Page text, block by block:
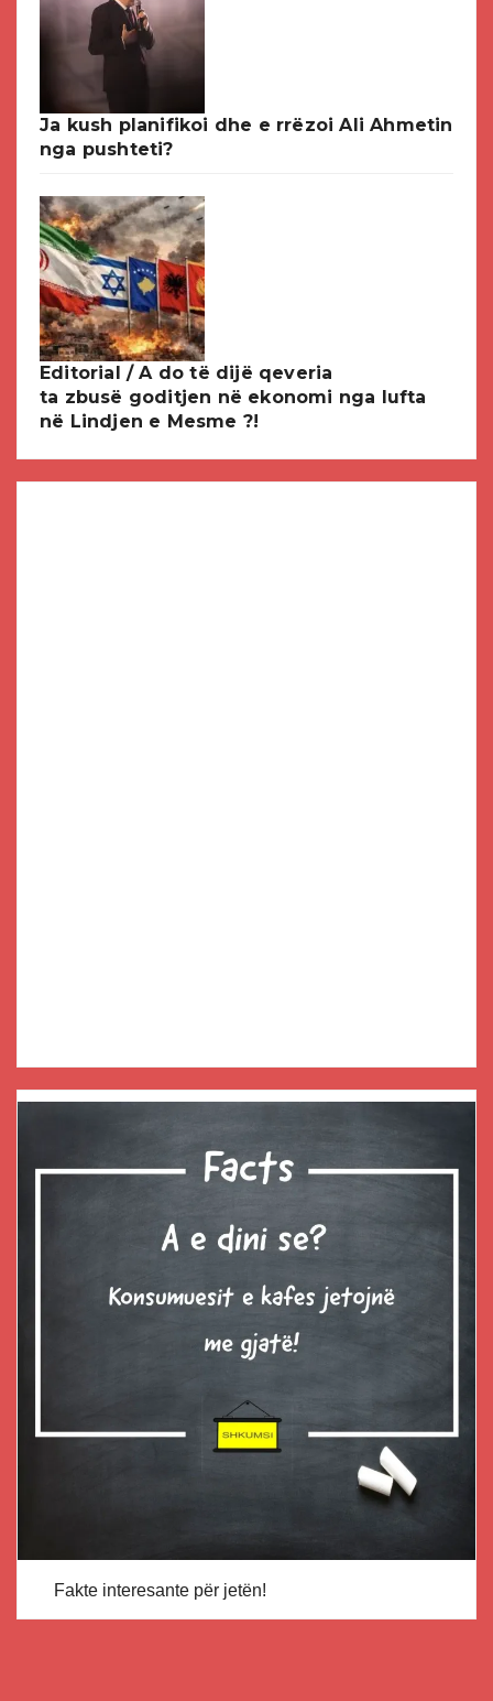
Ja kush planifikoi dhe e rrëzoi Ali Ahmetin
nga pushteti?
Editorial / A do të dijë qeveria
ta zbusë goditjen në ekonomi nga lufta
në Lindjen e Mesme ?!
Fakte interesante për jetën!